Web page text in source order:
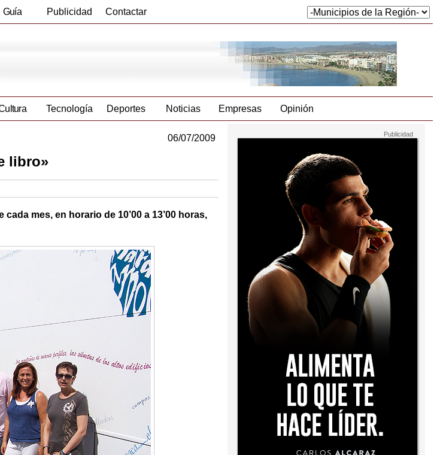
Guía Publicidad Contactar
Tecnología Deportes Noticias Empresas Opinión
06/07/2009
libro»
mes, en horario de 10’00 a 13’00 horas,